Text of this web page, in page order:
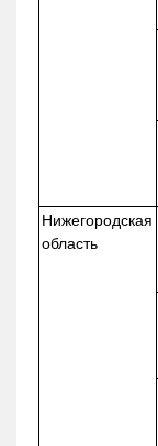
Нижегородская
область